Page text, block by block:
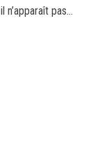
n’apparaît pas…